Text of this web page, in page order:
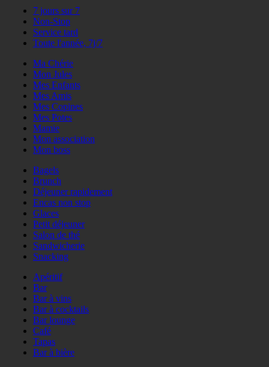
7 jours sur 7
Non-Stop
Service tard
Toute l'année, 7j/7
Ma Chérie
Mon Jules
Mes Enfants
Mes Amis
Mes Copines
Mes Potes
Mamie
Mon association
Mon boss
Bagels
Brunch
Déjeuner rapidement
Encas non stop
Glaces
Petit déjeuner
Salon de thé
Sandwicherie
Snacking
Apéritif
Bar
Bar à vins
Bar à cocktails
Bar lounge
Café
Tapas
Bar à bière